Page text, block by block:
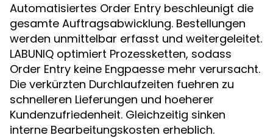
Automatisiertes Order Entry beschleunigt die
gesamte Auftragsabwicklung. Bestellungen
werden unmittelbar erfasst und weitergeleitet.
LABUNIQ optimiert Prozessketten, sodass
Order Entry keine Engpaesse mehr verursacht.
Die verkürzten Durchlaufzeiten fuehren zu
schnelleren Lieferungen und hoeherer
Kundenzufriedenheit. Gleichzeitig sinken
interne Bearbeitungskosten erheblich.